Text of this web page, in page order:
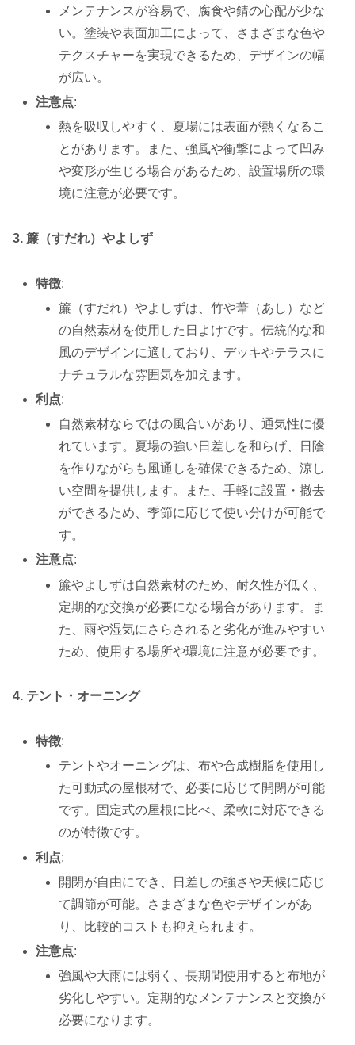
メンテナンスが容易で、腐食や錆の心配が少な
い。塗装や表面加工によって、さまざまな色や
テクスチャーを実現できるため、デザインの幅
が広い。
注意点:
熱を吸収しやすく、夏場には表面が熱くなるこ
とがあります。また、強風や衝撃によって凹み
や変形が生じる場合があるため、設置場所の環
境に注意が必要です。
3. 簾（すだれ）やよしず
特徴:
簾（すだれ）やよしずは、竹や葦（あし）など
の自然素材を使用した日よけです。伝統的な和
風のデザインに適しており、デッキやテラスに
ナチュラルな雰囲気を加えます。
利点:
自然素材ならではの風合いがあり、通気性に優
れています。夏場の強い日差しを和らげ、日陰
を作りながらも風通しを確保できるため、涼し
い空間を提供します。また、手軽に設置・撤去
ができるため、季節に応じて使い分けが可能で
す。
注意点:
簾やよしずは自然素材のため、耐久性が低く、
定期的な交換が必要になる場合があります。ま
た、雨や湿気にさらされると劣化が進みやすい
ため、使用する場所や環境に注意が必要です。
4. テント・オーニング
特徴:
テントやオーニングは、布や合成樹脂を使用し
た可動式の屋根材で、必要に応じて開閉が可能
です。固定式の屋根に比べ、柔軟に対応できる
のが特徴です。
利点:
開閉が自由にでき、日差しの強さや天候に応じ
て調節が可能。さまざまな色やデザインがあ
り、比較的コストも抑えられます。
注意点:
強風や大雨には弱く、長期間使用すると布地が
劣化しやすい。定期的なメンテナンスと交換が
必要になります。